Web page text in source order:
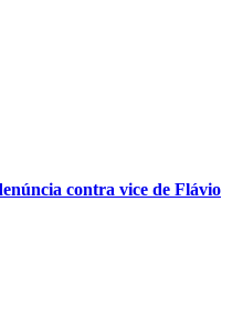
contra vice de Flávio